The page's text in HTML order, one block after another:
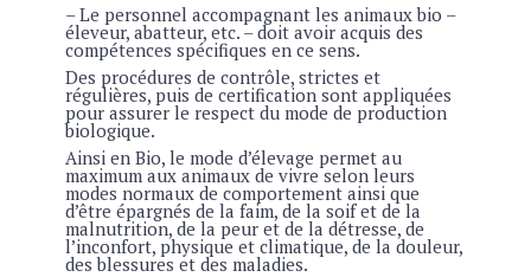
– Le personnel accompagnant les animaux bio –
éleveur, abatteur, etc. – doit avoir acquis des
compétences spécifiques en ce sens.
Des procédures de contrôle, strictes et
régulières, puis de certification sont appliquées
pour assurer le respect du mode de production
biologique.
Ainsi en Bio, le mode d’élevage permet au
maximum aux animaux de vivre selon leurs
modes normaux de comportement ainsi que
d’être épargnés de la faim, de la soif et de la
malnutrition, de la peur et de la détresse, de
l’inconfort, physique et climatique, de la douleur,
des blessures et des maladies.